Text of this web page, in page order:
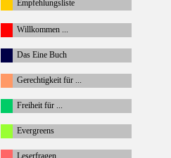
Empfehlungsliste
Willkommen ...
Das Eine Buch
Gerechtigkeit für ...
Freiheit für ...
Evergreens
Leserfragen